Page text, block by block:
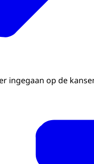
ingegaan op de